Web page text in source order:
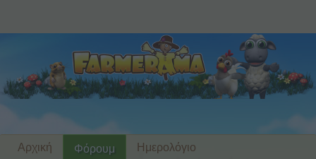
Αρχική Φόρουμ Ημερολόγιο